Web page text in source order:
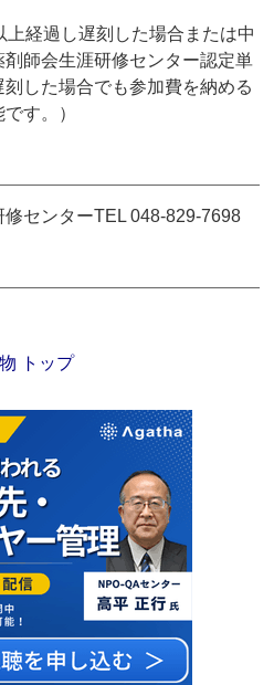
経過し遅刻した場合または中
師会生涯研修センター認定単
した場合でも参加費を納める
す。）
センターTEL 048-829-7698
トップ